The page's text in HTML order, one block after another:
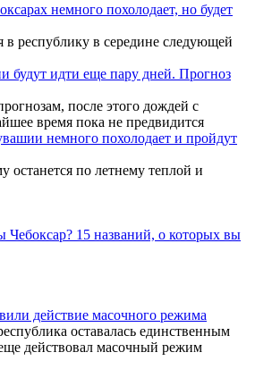
немного похолодает, но будет
в республику в середине следующей
будут идти еще пару дней. Прогноз
после этого дождей с
время пока не предвидится
немного похолодает и пройдут
останется по летнему теплой и
Чебоксар? 15 названий, о которых вы
действие масочного режима
оставалась единственным
действовал масочный режим